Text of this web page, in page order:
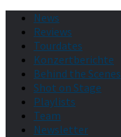
News
Reviews
Tourdates
Konzertberichte
Behind the Scenes
Shot on Stage
Playlists
Team
Newsletter